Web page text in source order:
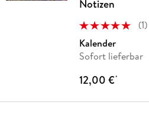
Notizen
(1)
Kalender
Sofort lieferbar
12,00 €*